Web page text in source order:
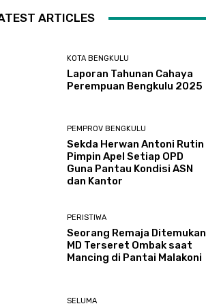
ARTICLES
KOTA BENGKULU
Laporan Tahunan Cahaya
Perempuan Bengkulu 2025
PEMPROV BENGKULU
Sekda Herwan Antoni Rutin
Pimpin Apel Setiap OPD
Guna Pantau Kondisi ASN
dan Kantor
PERISTIWA
Seorang Remaja Ditemukan
MD Terseret Ombak saat
Mancing di Pantai Malakoni
SELUMA